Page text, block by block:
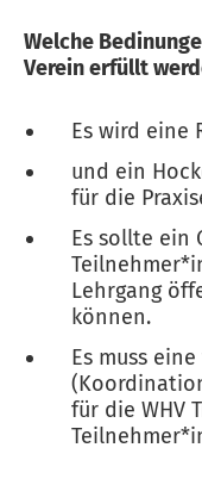
Welche
Verein erfüllt
Es wird eine
und ein
für die
Es sollte ein
Lehrgang
können.
Es muss
für die WHV